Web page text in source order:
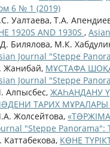
6 № 1 (2019)
Уалтаева, Т.А.
1920S AND 1930S ,
Билялова, М.К.
Journal "Steppe
Жанибай, МҰСТАФА
Journal "Steppe
Алпысбес, ЖАҺАНДАНУ
ТАРИХ МҰРАЛАРЫ
Жолсейтова,
"Steppe Panorama":
Каттабекова, КӨНЕ